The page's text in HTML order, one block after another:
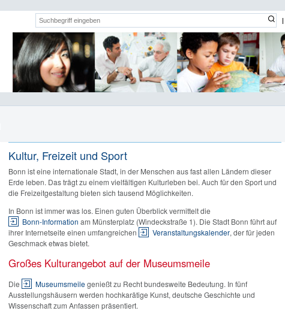
Suchwort:
Kultur, Freizeit und Sport
Bonn ist eine internationale Stadt, in der Menschen aus fast allen Ländern dieser
Erde leben. Das trägt zu einem vielfältigen Kulturleben bei. Auch für den Sport und
die Freizeitgestaltung bieten sich tausend Möglichkeiten.
In Bonn ist immer was los. Einen guten Überblick vermittelt die
Bonn-Information am Münsterplatz (Windeckstraße 1). Die Stadt Bonn führt auf
ihrer Internetseite einen umfangreichen
Veranstaltungskalender, der für jeden
Geschmack etwas bietet.
Großes Kulturangebot auf der Museumsmeile
Die Museumsmeilegenießt zu Recht bundesweite Bedeutung. In fünf
Ausstellungshäusern werden hochkarätige Kunst, deutsche Geschichte und
Wissenschaft zum Anfassen präsentiert.